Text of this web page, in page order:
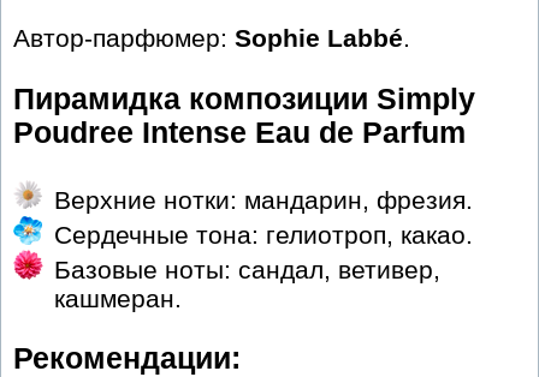
Автор-парфюмер: Sophie Labbé.
Пирамидка композиции Simply
Poudree Intense Eau de Parfum
Верхние нотки: мандарин, фрезия.
Сердечные тона: гелиотроп, какао.
Базовые ноты: сандал, ветивер,
кашмеран.
Рекомендации: